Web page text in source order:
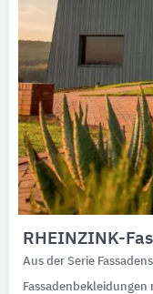
RHEINZINK-
Aus der Serie